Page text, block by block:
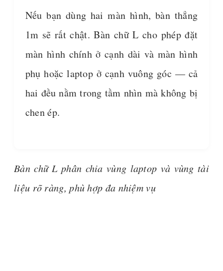
Nếu bạn dùng hai màn hình, bàn thẳng
1m sẽ rất chật. Bàn chữ L cho phép đặt
màn hình chính ở cạnh dài và màn hình
phụ hoặc laptop ở cạnh vuông góc — cả
hai đều nằm trong tầm nhìn mà không bị
chen ép.
Bàn chữ L phân chia vùng laptop và vùng tài
liệu rõ ràng, phù hợp đa nhiệm vụ